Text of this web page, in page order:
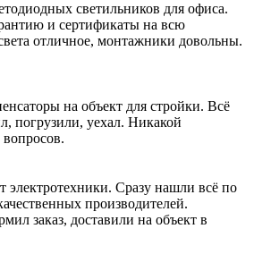
светильников для офиса.
и сертификаты на всю
отличное, монтажники довольны.
на объект для стройки. Всё
погрузили, уехал. Никакой
электротехники. Сразу нашли всё по
производителей.
заказ, доставили на объект в